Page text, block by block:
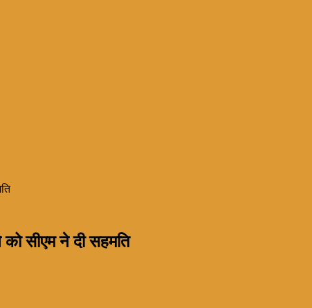
को सीएम ने दी सहमति